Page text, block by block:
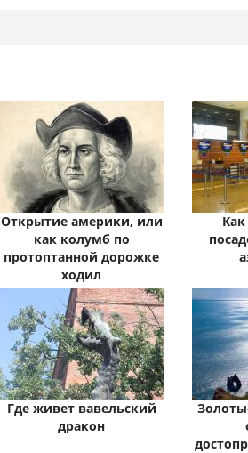
Открытие америки, или
как колумб по
протоптанной дорожке
ходил
Где живет вавельский
дракон